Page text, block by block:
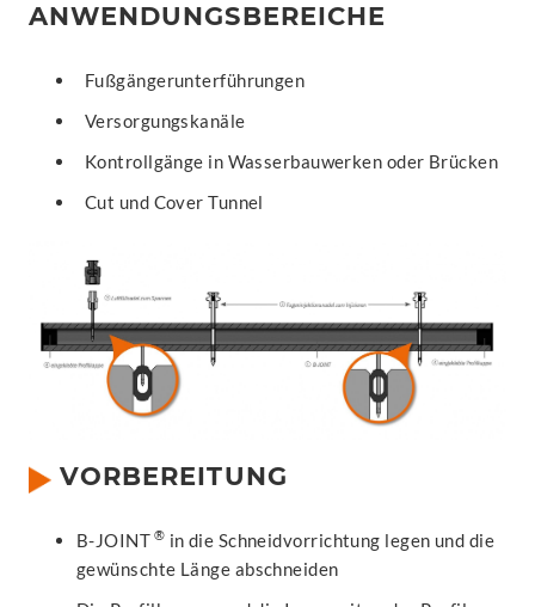
ANWENDUNGSBEREICHE
Fußgängerunterführungen
Versorgungskanäle
Kontrollgänge in Wasserbauwerken oder Brücken
Cut und Cover Tunnel
VORBEREITUNG
B-JOINT ® in die Schneidvorrichtung legen und die
gewünschte Länge abschneiden